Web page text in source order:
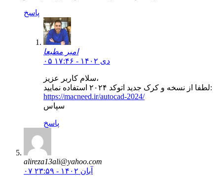
پاسخ
امیر مطیعا
۰۵ دی ۱۴۰۲ - ۱۷:۴۶
سلام کاربر عزیز،
لطفا از نسخه و کرک جدید اتوکد ۲۰۲۴ استفاده نمایید:
https://macneed.ir/autocad-2024/
سپاس
پاسخ
alireza13ali@yahoo.com
۰۷ آبان ۱۴۰۲ - ۲۳:۵۹